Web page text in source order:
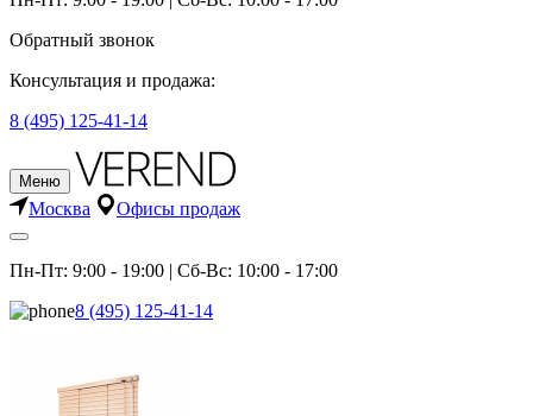
Обратный звонок
Консультация и продажа:
8 (495) 125-41-14
Меню
Москва Офисы продаж
Пн-Пт: 9:00 - 19:00 | Сб-Вс: 10:00 - 17:00
8 (495) 125-41-14